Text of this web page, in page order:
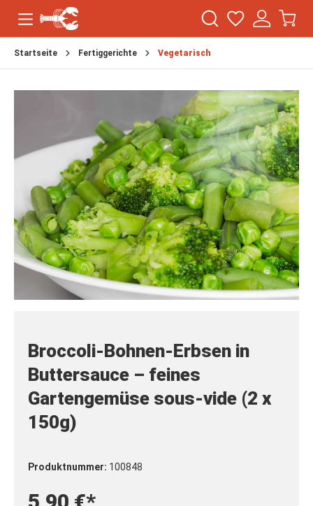
Startseite Fertiggerichte Vegetarisch
Broccoli-Bohnen-Erbsen in
Buttersauce – feines
Gartengemüse sous-vide (2 x
150g)
Produktnummer: 100848